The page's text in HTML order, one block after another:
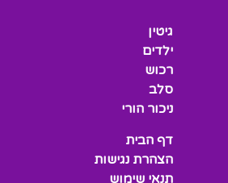
גיטין
ילדים
רכוש
סלב
ניכור הורי
דף הבית
הצהרת נגישות
תנאי שימוש